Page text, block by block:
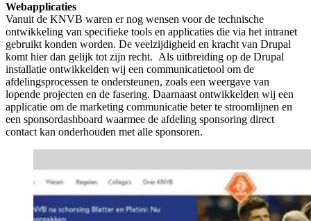
Webapplicaties
Vanuit de KNVB waren er nog wensen voor de technische
ontwikkeling van specifieke tools en applicaties die via het intranet
gebruikt konden worden. De veelzijdigheid en kracht van Drupal
komt hier dan gelijk tot zijn recht. Als uitbreiding op de Drupal
installatie ontwikkelden wij een communicatietool om de
afdelingsprocessen te ondersteunen, zoals een weergave van
lopende projecten en de fasering. Daarnaast ontwikkelden wij een
applicatie om de marketing communicatie beter te stroomlijnen en
een sponsordashboard waarmee de afdeling sponsoring direct
contact kan onderhouden met alle sponsoren.